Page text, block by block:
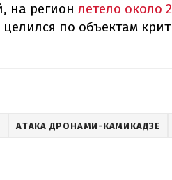
на регионлетело около
по объектам
АТАКА ДРОНАМИ-КАМИКАДЗЕ